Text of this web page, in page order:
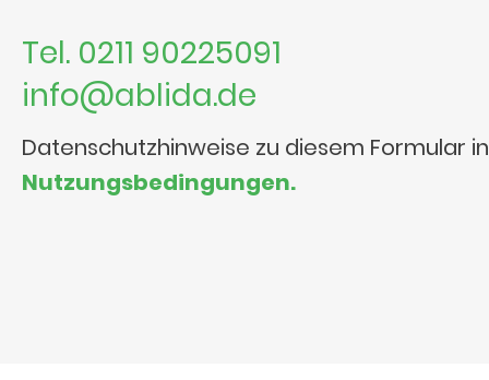
Tel. 0211 90225091
info@ablida.de
Datenschutzhinweise zu diesem Formular
Nutzungsbedingungen.